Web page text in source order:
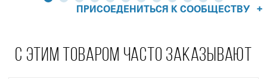
ПРИСОЕДЕНИТЬСЯ К СООБЩЕСТВУ +
С ЭТИМ ТОВАРОМ ЧАСТО ЗАКАЗЫВАЮТ